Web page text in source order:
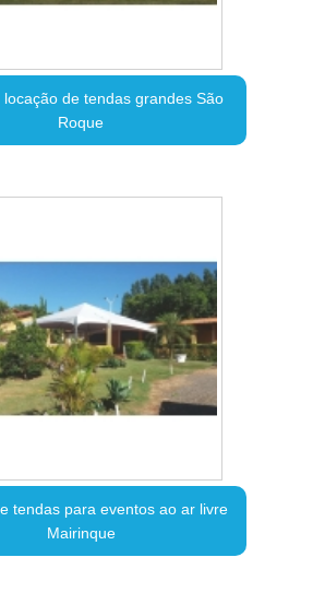
locação de tendas grandes São
Roque
tendas para eventos ao ar livre
Mairinque